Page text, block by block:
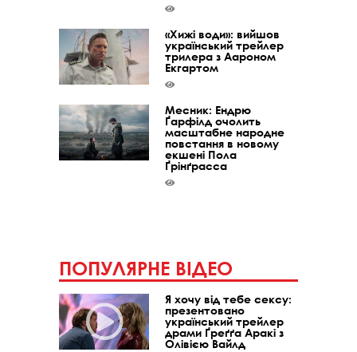
«Хижі води»: вийшов
український трейлер
трилера з Аароном
Екгартом
Месник: Ендрю
Ґарфілд очолить
масштабне народне
повстання в новому
екшені Пола
Ґрінґрасса
ПОПУЛЯРНЕ ВІДЕО
Я хочу від тебе сексу:
презентовано
український трейлер
драми Ґреґґа Аракі з
Олівією Вайлд